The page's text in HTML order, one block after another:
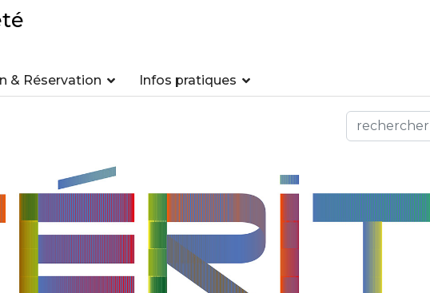
& Réservation Infos pratiques